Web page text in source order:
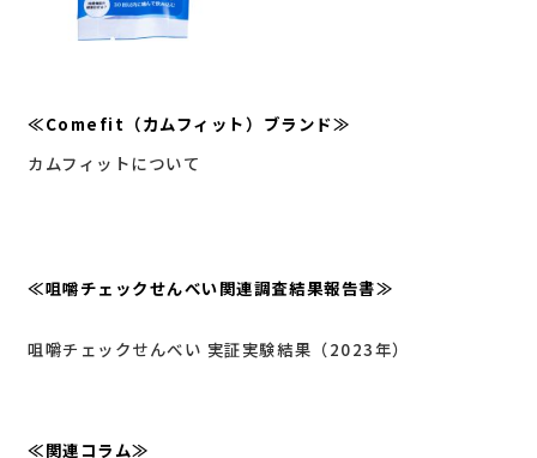
≪Comefit（カムフィット）ブランド≫
カムフィットについて
≪咀嚼チェックせんべい関連調査結果報告書≫
咀嚼チェックせんべい 実証実験結果（2023年）
≪関連コラム≫